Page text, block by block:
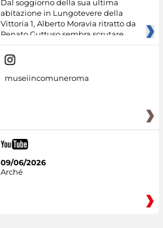
Dal soggiorno della sua ultima
abitazione in Lungotevere della
Vittoria 1, Alberto Moravia ritratto da
Renato Guttuso sembra scrutare
museiincomuneroma
09/06/2026
Arché